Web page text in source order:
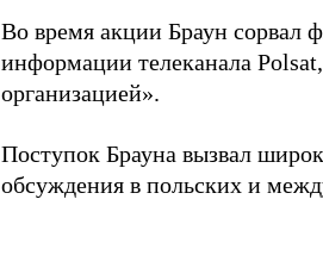
Во время акции Браун сорвал
информации телеканала
организацией».
Поступок Брауна вызвал
обсуждения в польских и